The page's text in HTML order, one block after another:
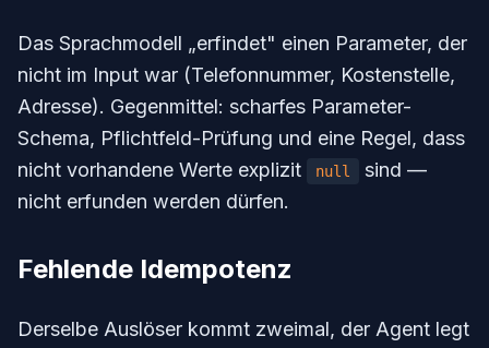
Das Sprachmodell „erfindet" einen Parameter, der
nicht im Input war (Telefonnummer, Kostenstelle,
Adresse). Gegenmittel: scharfes Parameter-
Schema, Pflichtfeld-Prüfung und eine Regel, dass
nicht vorhandene Werte explizit
null
sind —
nicht erfunden werden dürfen.
Fehlende Idempotenz
Derselbe Auslöser kommt zweimal, der Agent legt